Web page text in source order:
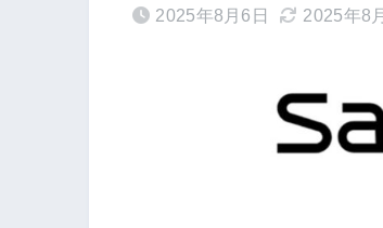
2025年8月6日 2025年8